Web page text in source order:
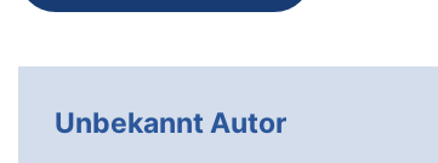
Unbekannt Autor